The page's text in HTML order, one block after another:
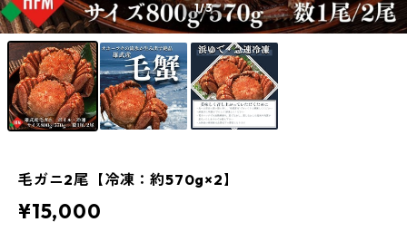
1/3
毛ガニ2尾【冷凍：約570g×2】
¥15,000